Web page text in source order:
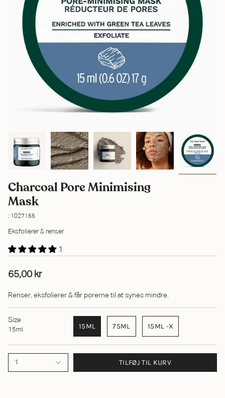
Charcoal Pore Minimising
Mask
: 1027155
Eksfolierer & renser
1
65,00 kr
Renser, eksfolierer & får porerne til at synes mindre.
Size
15ml 15ML 75ML 15ML -X
1 TILFØJ TIL KURV